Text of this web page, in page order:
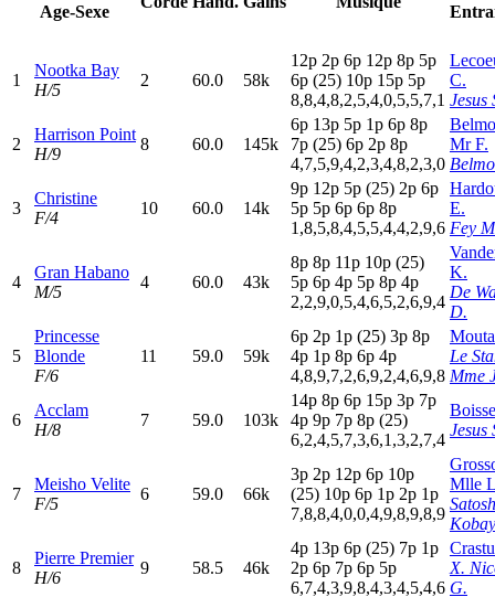
Age-Sexe
1
Nootka Bay
H/5
2 60.0 58k
12p 2p 6p 12p 8p 5p
6p (25) 10p 15p 5p
8,8,4,8,2,5,4,0,5,5,7,1
C.
Jesus
2
Harrison Point
H/9
8 60.0 145k
6p 13p 5p 1p 6p 8p
7p (25) 6p 2p 8p
4,7,5,9,4,2,3,4,8,2,3,0
Mr F.
3
Christine
F/4
10 60.0 14k
9p 12p 5p (25) 2p 6p
5p 5p 6p 6p 8p
1,8,5,8,4,5,5,4,4,2,9,6
E.
Fey
4
Gran Habano
M/5
4 60.0 43k
8p 8p 11p 10p (25)
5p 6p 4p 5p 8p 4p
2,2,9,0,5,4,6,5,2,6,9,4
K.
De
D.
5
Princesse
Blonde
F/6
11 59.0 59k
6p 2p 1p (25) 3p 8p
4p 1p 8p 6p 4p
4,8,9,7,2,6,9,2,4,6,9,8
Le
Mme
6
Acclam
H/8
7 59.0 103k
14p 8p 6p 15p 3p 7p
4p 9p 7p 8p (25)
6,2,4,5,7,3,6,1,3,2,7,4
Jesus
7
Meisho Velite
F/5
6 59.0 66k
3p 2p 12p 6p 10p
(25) 10p 6p 1p 2p 1p
7,8,8,4,0,0,4,9,8,9,8,9
Mlle
8
Pierre Premier
H/6
9 58.5 46k
4p 13p 6p (25) 7p 1p
2p 6p 7p 6p 5p
6,7,4,3,9,8,4,3,4,5,4,6
X.
G.